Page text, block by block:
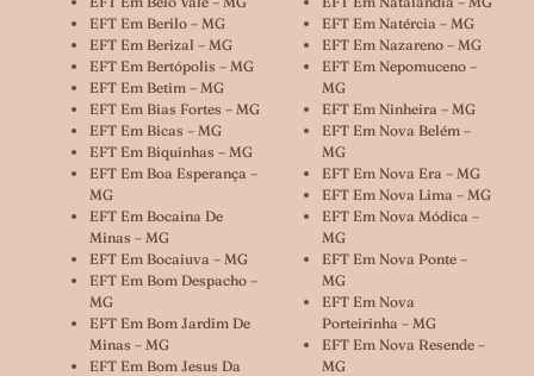
EFT Em Berilo – MG
EFT Em Berizal – MG
EFT Em Bertópolis – MG
EFT Em Betim – MG
EFT Em Bias Fortes – MG
EFT Em Bicas – MG
EFT Em Biquinhas – MG
EFT Em Boa Esperança –
MG
EFT Em Bocaina De
Minas – MG
EFT Em Bocaiuva – MG
EFT Em Bom Despacho –
MG
EFT Em Bom Jardim De
Minas – MG
EFT Em Bom Jesus Da
EFT Em Natércia – MG
EFT Em Nazareno – MG
EFT Em Nepomuceno –
MG
EFT Em Ninheira – MG
EFT Em Nova Belém –
MG
EFT Em Nova Era – MG
EFT Em Nova Lima – MG
EFT Em Nova Módica –
MG
EFT Em Nova Ponte –
MG
EFT Em Nova
Porteirinha – MG
EFT Em Nova Resende –
MG